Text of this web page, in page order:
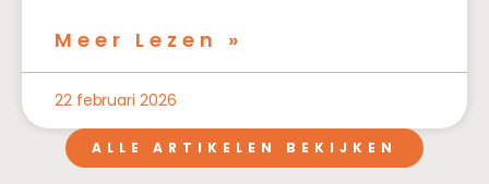
Meer Lezen »
22 februari 2026
ALLE ARTIKELEN BEKIJKEN